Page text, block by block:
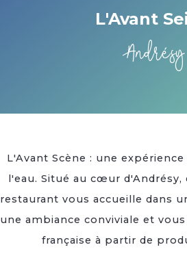
L'Avant
Andrésy
L'Avant Scène : une
l'eau. Situé au cœur d'Andrésy,
restaurant vous accueille dans
une ambiance conviviale et
française à partir de